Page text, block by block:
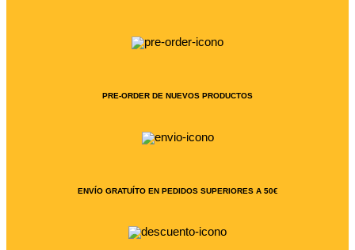
PRE-ORDER DE NUEVOS PRODUCTOS
ENVÍO GRATUÍTO EN PEDIDOS SUPERIORES A 50€